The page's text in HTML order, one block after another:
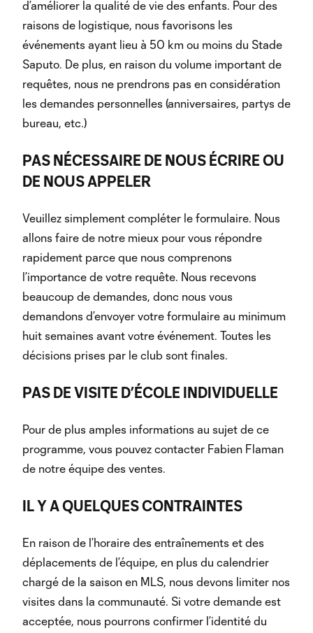
d’améliorer la qualité de vie des enfants. Pour des
raisons de logistique, nous favorisons les
événements ayant lieu à 50 km ou moins du Stade
Saputo. De plus, en raison du volume important de
requêtes, nous ne prendrons pas en considération
les demandes personnelles (anniversaires, partys de
bureau, etc.)
PAS NÉCESSAIRE DE NOUS ÉCRIRE OU
DE NOUS APPELER
Veuillez simplement compléter le formulaire. Nous
allons faire de notre mieux pour vous répondre
rapidement parce que nous comprenons
l’importance de votre requête. Nous recevons
beaucoup de demandes, donc nous vous
demandons d’envoyer votre formulaire au minimum
huit semaines avant votre événement. Toutes les
décisions prises par le club sont finales.
PAS DE VISITE D’ÉCOLE INDIVIDUELLE
Pour de plus amples informations au sujet de ce
programme, vous pouvez contacter Fabien Flaman
de notre équipe des ventes.
IL Y A QUELQUES CONTRAINTES
En raison de l’horaire des entraînements et des
déplacements de l’équipe, en plus du calendrier
chargé de la saison en MLS, nous devons limiter nos
visites dans la communauté. Si votre demande est
acceptée, nous pourrons confirmer l’identité du